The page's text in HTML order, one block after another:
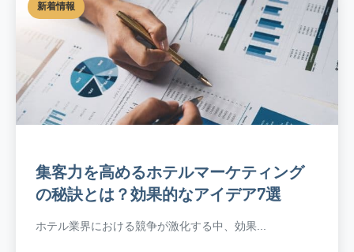
新着情報
集客力を高めるホテルマーケティング
の秘訣とは？効果的なアイデア7選
ホテル業界における競争が激化する中、効果...